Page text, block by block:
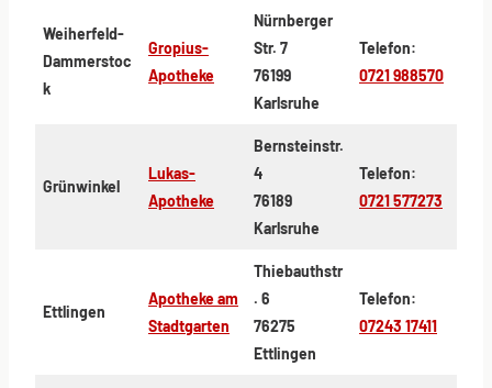
Weiherfeld-
Dammerstoc
k
Gropius-
Apotheke
Nürnberger
Str. 7
76199
Karlsruhe
Telefon:
0721 988570
Grünwinkel
Lukas-
Apotheke
Bernsteinstr.
4
76189
Karlsruhe
Telefon:
0721 577273
Ettlingen
Apotheke am
Stadtgarten
Thiebauthstr
. 6
76275
Ettlingen
Telefon:
07243 17411